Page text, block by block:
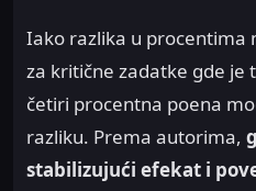
Iako razlika u procentima
za kritične zadatke gde je
četiri procentna poena
razliku. Prema autorima,
stabilizujući efekat i